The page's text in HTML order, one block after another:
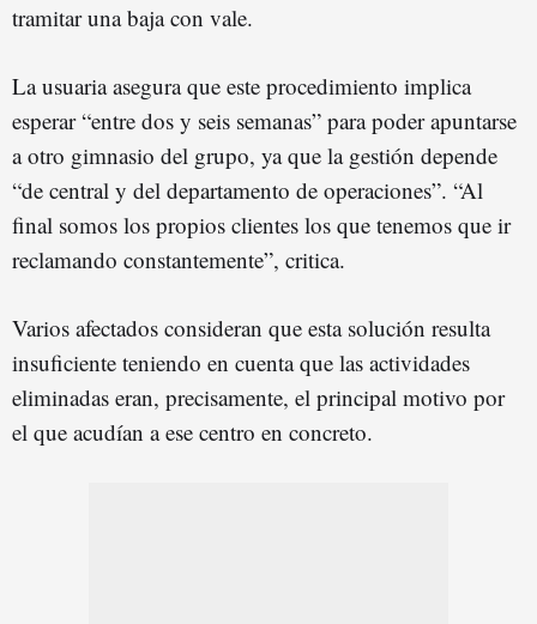
tramitar una baja con vale.
La usuaria asegura que este procedimiento implica
esperar “entre dos y seis semanas” para poder apuntarse
a otro gimnasio del grupo, ya que la gestión depende
“de central y del departamento de operaciones”. “Al
final somos los propios clientes los que tenemos que ir
reclamando constantemente”, critica.
Varios afectados consideran que esta solución resulta
insuficiente teniendo en cuenta que las actividades
eliminadas eran, precisamente, el principal motivo por
el que acudían a ese centro en concreto.